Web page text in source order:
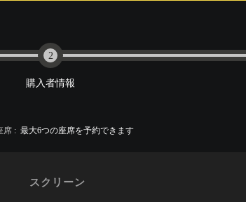
2
購入者情報
席 : 最大6つの座席を予約できます
スクリーン